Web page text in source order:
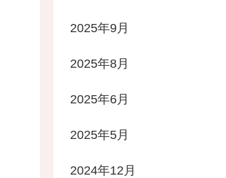
2025年9月
2025年8月
2025年6月
2025年5月
2024年12月